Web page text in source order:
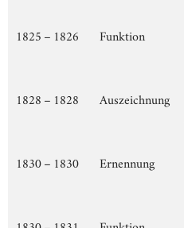
1825 – 1826 Funktion
1828 – 1828 Auszeichnung
1830 – 1830 Ernennung